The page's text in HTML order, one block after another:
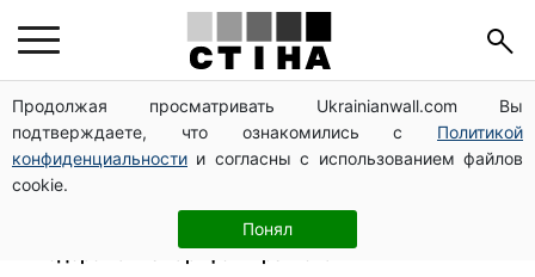
Продолжая просматривать Ukrainianwall.com Вы
подтверждаете, что ознакомились с Политикой
конфиденциальности и согласны с использованием файлов
cookie.
Понял
Среда 12 августа — самый опасный день недели:
что можно и нельзя делать с 10 по 16 августа
До 19 400 грн на дрова: ПФУ принимает заявления
на субсидию для владельцев печного отопления
125 грн за куб воды: закон №4777 запустил двойное
подорожание тарифов в регионах